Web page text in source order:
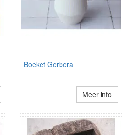
Boeket Gerbera
Meer info